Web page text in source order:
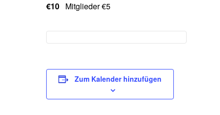
€10 Mitglieder €5
Zum Kalender hinzufügen